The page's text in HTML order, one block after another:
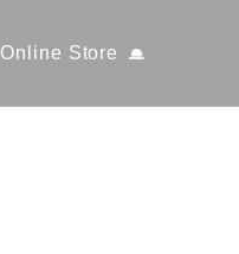
Online Store